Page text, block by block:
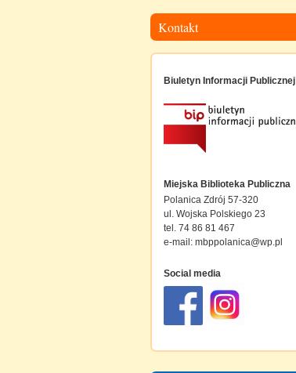
Kontakt
Biuletyn Informacji Publicznej
Miejska Biblioteka Publiczna
Polanica Zdrój 57-320
ul. Wojska Polskiego 23
tel. 74 86 81 467
e-mail: mbppolanica@wp.pl
Social media